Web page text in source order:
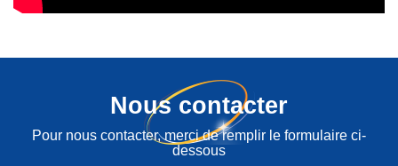
Nous contacter
Pour nous contacter, merci de remplir le formulaire ci-
dessous